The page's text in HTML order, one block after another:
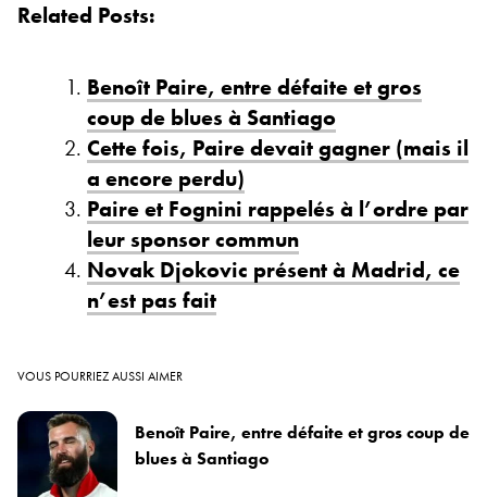
Related Posts:
Benoît Paire, entre défaite et gros
coup de blues à Santiago
Cette fois, Paire devait gagner (mais il
a encore perdu)
Paire et Fognini rappelés à l’ordre par
leur sponsor commun
Novak Djokovic présent à Madrid, ce
n’est pas fait
VOUS POURRIEZ AUSSI AIMER
Benoît Paire, entre défaite et gros coup de
blues à Santiago